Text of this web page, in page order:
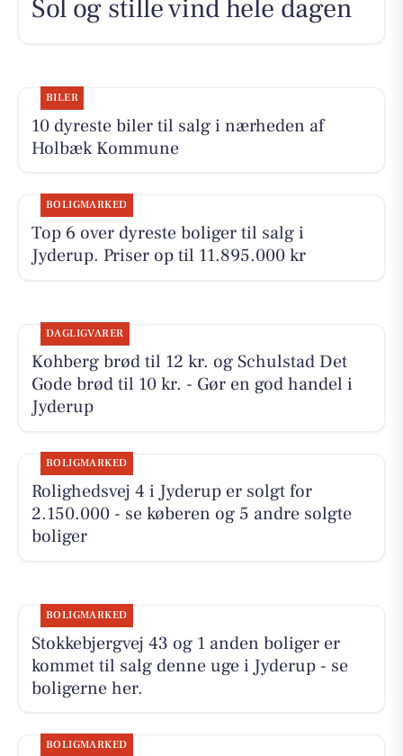
Sol og stille vind hele dagen
BILER
10 dyreste biler til salg i nærheden af
Holbæk Kommune
BOLIGMARKED
Top 6 over dyreste boliger til salg i
Jyderup. Priser op til 11.895.000 kr
DAGLIGVARER
Kohberg brød til 12 kr. og Schulstad Det
Gode brød til 10 kr. - Gør en god handel i
Jyderup
BOLIGMARKED
Rolighedsvej 4 i Jyderup er solgt for
2.150.000 - se køberen og 5 andre solgte
boliger
BOLIGMARKED
Stokkebjergvej 43 og 1 anden boliger er
kommet til salg denne uge i Jyderup - se
boligerne her.
BOLIGMARKED